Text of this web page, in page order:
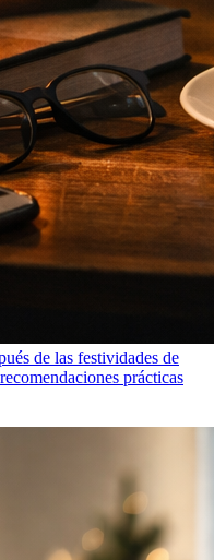
de las festividades de
prácticas